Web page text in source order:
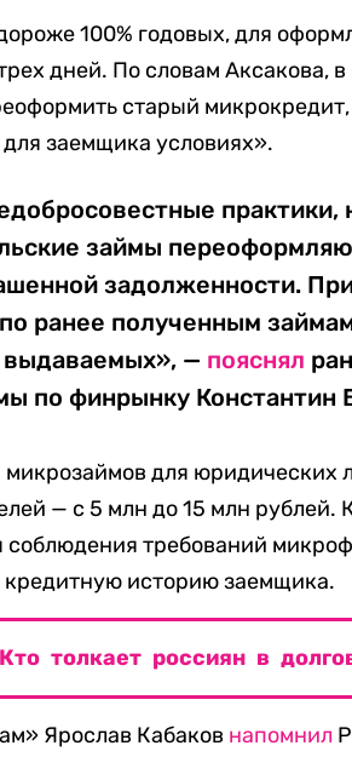
100% годовых, для
дней. По словам Аксакова, в
старый микрокредит,
заемщика условиях».
практики,
займы
задолженности.
ранее полученным
— пояснял
по финрынку Константин
для юридических
— с 5 млн до 15 млн рублей.
соблюдения требований
кредитную историю заемщика.
толкает россиян в
Ярослав Кабаков напомнил